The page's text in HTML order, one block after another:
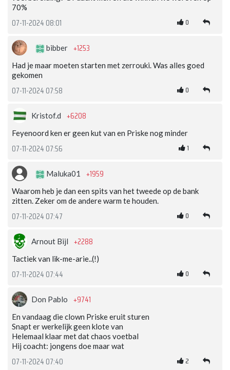
70%
07-11-2024 08:01 0
bibber +1253
Had je maar moeten starten met zerrouki. Was alles goed
gekomen
07-11-2024 07:58 0
Kristof.d +6208
Feyenoord ken er geen kut van en Priske nog minder
07-11-2024 07:56 1
Maluka01 +1959
Waarom heb je dan een spits van het tweede op de bank
zitten. Zeker om de andere warm te houden.
07-11-2024 07:47 0
Arnout Bijl +2288
Tactiek van lik-me-arie..(!)
07-11-2024 07:44 0
Don Pablo +9741
En vandaag die clown Priske eruit sturen
Snapt er werkelijk geen klote van
Helemaal klaar met dat chaos voetbal
Hij coacht: jongens doe maar wat
07-11-2024 07:40 2